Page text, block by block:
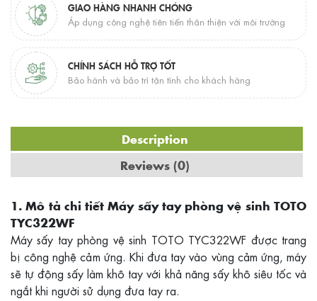
GIAO HÀNG NHANH CHÓNG
Áp dụng công nghệ tiên tiến thân thiện với môi trường
CHÍNH SÁCH HỖ TRỢ TỐT
Bảo hành và bảo trì tận tình cho khách hàng
Description
Reviews (0)
1. Mô tả chi tiết Máy sấy tay phòng vệ sinh TOTO
TYC322WF
Máy sấy tay phòng vệ sinh TOTO TYC322WF được trang
bị công nghệ cảm ứng. Khi đưa tay vào vùng cảm ứng, máy
sẽ tự động sấy làm khô tay với khả năng sấy khô siêu tốc và
ngắt khi người sử dụng đưa tay ra.